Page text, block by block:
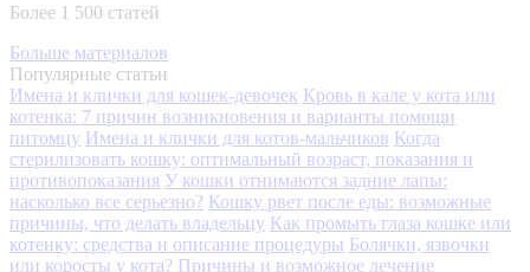
Более 1 500 статей
Больше материалов
Популярные статьи
Имена и клички для кошек-девочек Кровь в кале у кота или
котенка: 7 причин возникновения и варианты помощи
питомцу Имена и клички для котов-мальчиков Когда
стерилизовать кошку: оптимальный возраст, показания и
противопоказания У кошки отнимаются задние лапы:
насколько все серьезно? Кошку рвет после еды: возможные
причины, что делать владельцу Как промыть глаза кошке или
котенку: средства и описание процедуры Болячки, язвочки
или коросты у кота? Причины и возможное лечение